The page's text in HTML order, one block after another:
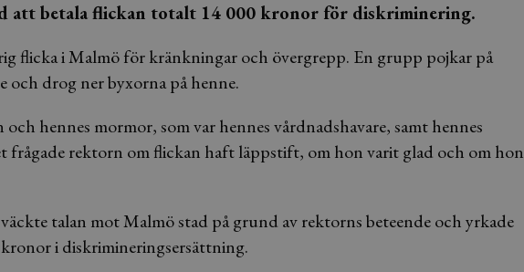
att betala flickan totalt 14 000 kronor för diskriminering.
flicka i Malmö för kränkningar och övergrepp. En grupp pojkar på
och drog ner byxorna på henne.
hennes mormor, som var hennes vårdnadshavare, samt hennes
frågade rektorn om flickan haft läppstift, om hon varit glad och om hon
talan mot Malmö stad på grund av rektorns beteende och yrkade
i diskrimineringsersättning.